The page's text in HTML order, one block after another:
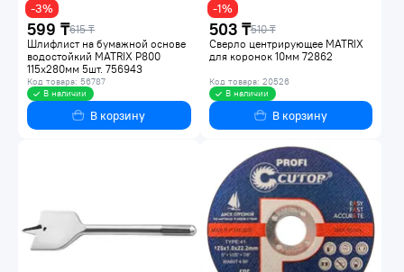
599 ₸615 ₸
-3%
Шлифлист на бумажной основе
водостойкий MATRIX P800
115х280мм 5шт. 756943
Код товара: 56787
В наличии
В корзину
503 ₸510 ₸
-1%
Сверло центрирующее MATRIX
для коронок 10мм 72862
Код товара: 20526
В наличии
В корзину